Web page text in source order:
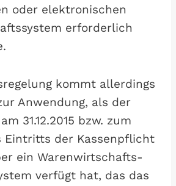
oder elektronischen
erforderlich
kommt allerdings
Anwendung, als der
31.12.2015 bzw. zum
Eintritts der Kassenpflicht
ein Warenwirtschafts-
verfügt hat, das das